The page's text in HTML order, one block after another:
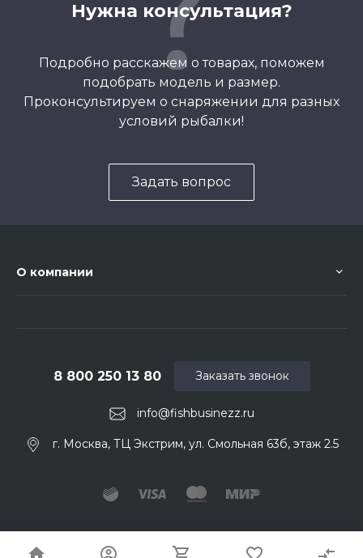
Нужна консультация?
Подробно расскажем о товарах, поможем
подобрать модель и размер.
Проконсультируем о снаряжении для разных
условий рыбалки!
Задать вопрос
О компании
info@fishbusinezz.ru
8 800 250 13 80
г. Москва, ТЦ Экстрим, ул. Смольная 63б, этаж 2.5
Заказать звонок